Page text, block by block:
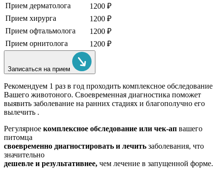
Прием дерматолога
1200 ₽
Прием хирурга
1200 ₽
Прием офтальмолога
1200 ₽
Прием орнитолога
1200 ₽
Записаться на прием
Рекомендуем 1 раз в год проходить комплексное обследование
Вашего животоного. Своевременная диагностика поможет
выявить заболевание на ранних стадиях и благополучно его
вылечить .
Регулярное комплексное обследование или чек-ап вашего
питомца
своевременно диагностировать и лечить заболевания, что
значительно
дешевле и результативнее, чем лечение в запущенной форме.